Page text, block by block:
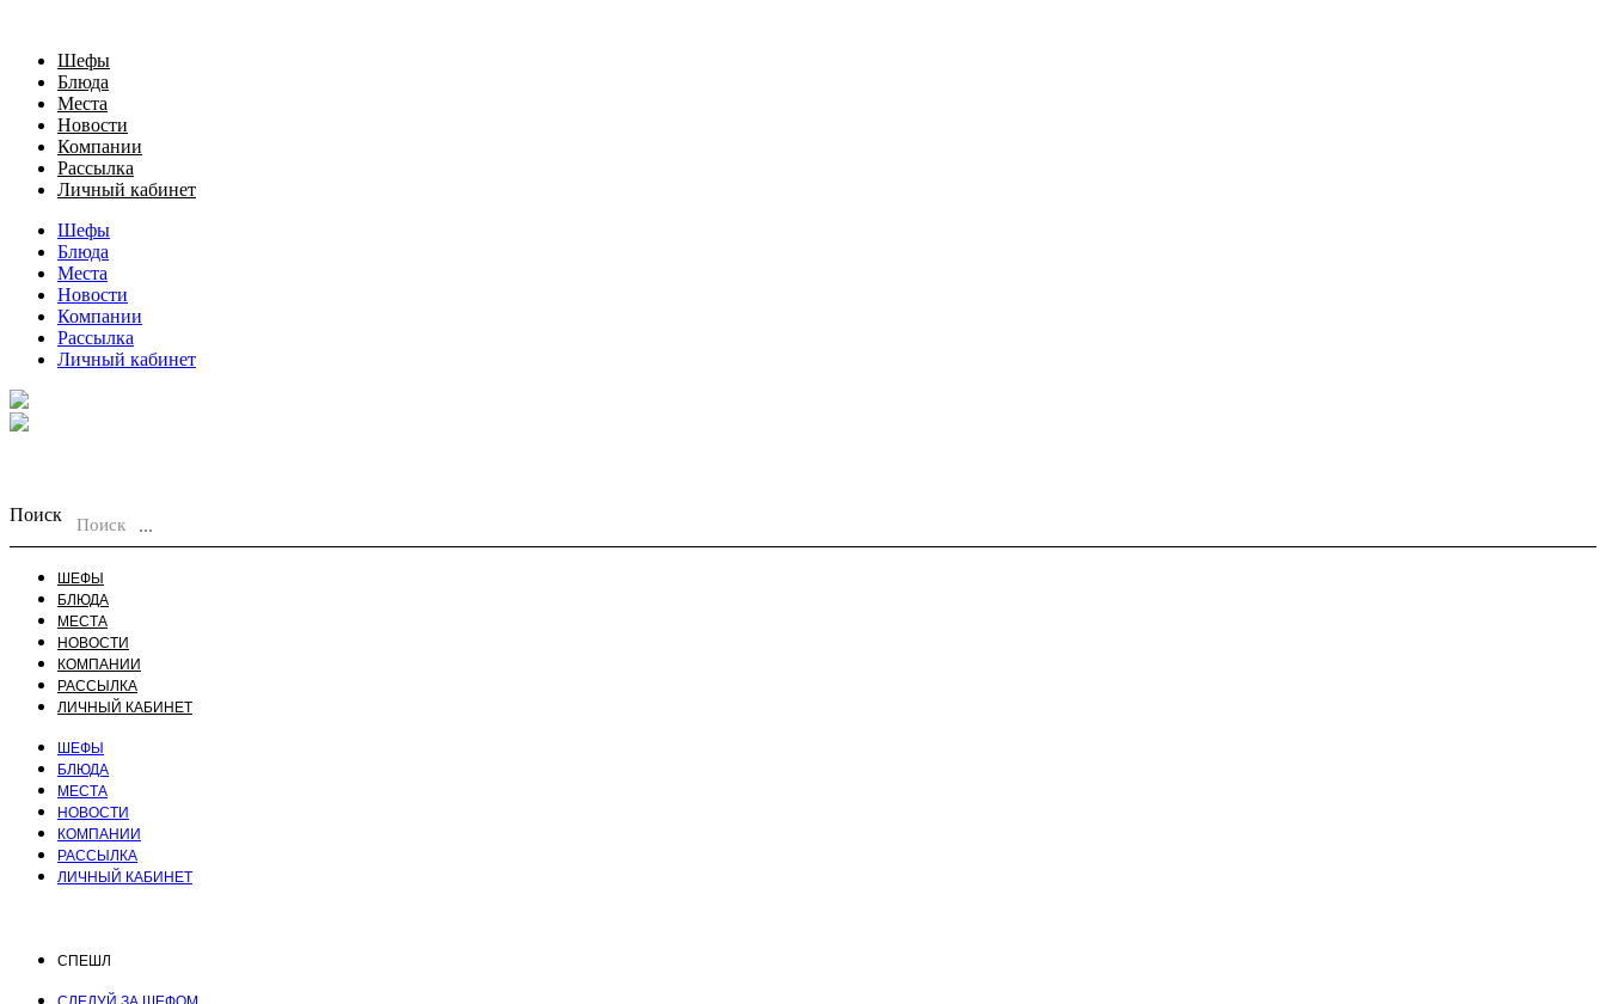
Шефы
Блюда
Места
Новости
Компании
Рассылка
Личный кабинет
Шефы
Блюда
Места
Новости
Компании
Рассылка
Личный кабинет
Поиск Поиск
ШЕФЫ
БЛЮДА
МЕСТА
НОВОСТИ
КОМПАНИИ
РАССЫЛКА
ЛИЧНЫЙ КАБИНЕТ
ШЕФЫ
БЛЮДА
МЕСТА
НОВОСТИ
КОМПАНИИ
РАССЫЛКА
ЛИЧНЫЙ КАБИНЕТ
СПЕШЛ